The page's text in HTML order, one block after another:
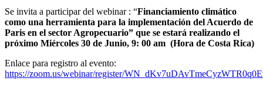
Se invita a participar del webinar : “Financiamiento climático
como una herramienta para la implementación del Acuerdo de
Paris en el sector Agropecuario” que se estará realizando el
próximo Miércoles 30 de Junio, 9: 00 am (Hora de Costa Rica)
Enlace para registro al evento:
https://zoom.us/webinar/register/